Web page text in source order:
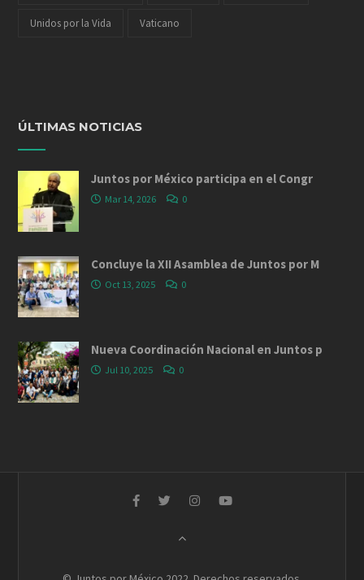
Unidos por la Vida Vaticano
ÚLTIMAS NOTICIAS
Juntos por México participa en el Congr
Mar 14, 2026 0
Concluye la XII Asamblea de Juntos por M
Oct 13, 2025 0
Nueva Coordinación Nacional en Juntos p
Jul 10, 2025 0